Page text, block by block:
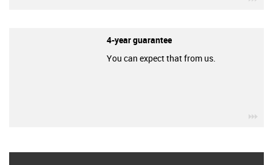
4-year guarantee
You can expect that from us.